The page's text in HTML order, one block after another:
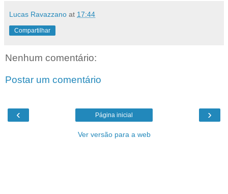
Lucas Ravazzano at 17:44
Compartilhar
Nenhum comentário:
Postar um comentário
‹ ›
Página inicial
Ver versão para a web